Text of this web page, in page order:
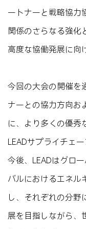
ートナーと戦略協力
関係のさらなる強化
高度な協働発展に向
今回の大会の開催を
ナーとの協力方向お
に、より多くの優秀
LEADサプライチェ
今後、LEADはグロ
バルにおけるエネル
し、それぞれの分野
展を目指しながら、